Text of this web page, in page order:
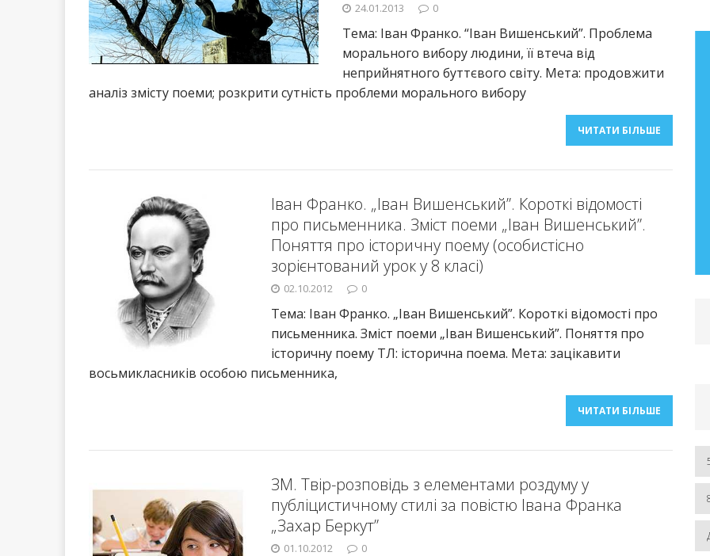
24.01.2013 0
Тема: Іван Франко. “Іван Вишенський”. Проблема
морального вибору людини, її втеча від
неприйнятного буттєвого світу. Мета: продовжити
аналіз змісту поеми; розкрити сутність проблеми морального вибору
ЧИТАТИ БІЛЬШЕ
Іван Франко. „Іван Вишенський”. Короткі відомості
про письменника. Зміст поеми „Іван Вишенський”.
Поняття про історичну поему (особистісно
зорієнтований урок у 8 класі)
02.10.2012 0
Тема: Іван Франко. „Іван Вишенський”. Короткі відомості про
письменника. Зміст поеми „Іван Вишенський”. Поняття про
історичну поему ТЛ: історична поема. Мета: зацікавити
восьмикласників особою письменника,
ЧИТАТИ БІЛЬШЕ
ЗМ. Твір-розповідь з елементами роздуму у
публіцистичному стилі за повістю Івана Франка
„Захар Беркут”
01.10.2012 0
Бібліографічний покажчик
праць Анатолія Фасолі
Бібліографічний покажчик праць
старшого наукового співробітника
Інституту педагогіки НАПН України
Фасолі Анатолія Миколайовича (2000
– 2019 рр.) Розділ І. Автореферат та
дисертація